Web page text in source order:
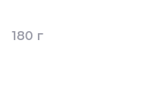
180 г